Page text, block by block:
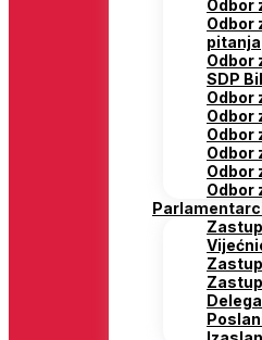
Odbor
Odbor
pitanja
Odbor
SDP
Odbor
Odbor
Odbor
Odbor
Odbor
Odbor